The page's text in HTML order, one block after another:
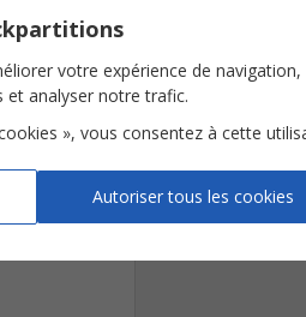


  

 
Nombre de pages
votre expérience de navigation,
et analyser notre trafic.
», vous consentez à cette
Autoriser tous les cookies